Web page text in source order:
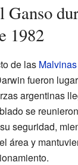
Ganso
1982
de las Malvinas
fueron
argentinas
se
seguridad,
área y